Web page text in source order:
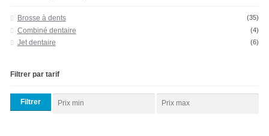
Brosse à dents (35)
Combiné dentaire (4)
Jet dentaire (6)
Filtrer par tarif
Filtrer